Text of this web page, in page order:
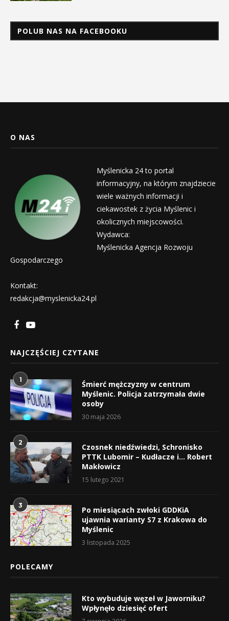
POLUB NAS NA FACEBOOKU
O NAS
Myślenicka 24 to portal
informacyjny, na którym znajdziecie
wiele ważnych informacji i
ciekawostek z życia Myślenic i
okolicznych miejscowości.
Wydawca:
Myślenicka Agencja Rozwoju
Gospodarczego
Kontakt:
redakcja@myslenicka24.pl
NAJCZĘŚCIEJ CZYTANE
1
Śmierć mężczyzny w centrum
Myślenic. Policja zatrzymała dwie
osoby
30 maja 2026
2
Czosnek niedźwiedzi, Schronisko
PTTK Lubomir – Kudłacze i… Robert
Makłowicz
15 lutego 2021
3
Po miesiącach zwłoki GDDKiA
ujawnia warianty S7 z Krakowa do
Myślenic
3 listopada 2025
POLECAMY
Kto wybuduje węzeł w Jaworniku?
Wpłynęło dziesięć ofert